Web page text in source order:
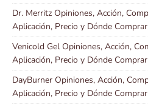
Dr. Merritz Opiniones, Acción,
Aplicación, Precio y Dónde Comprar
Venicold Gel Opiniones, Acción,
Aplicación, Precio y Dónde Comprar
DayBurner Opiniones, Acción,
Aplicación, Precio y Dónde Comprar